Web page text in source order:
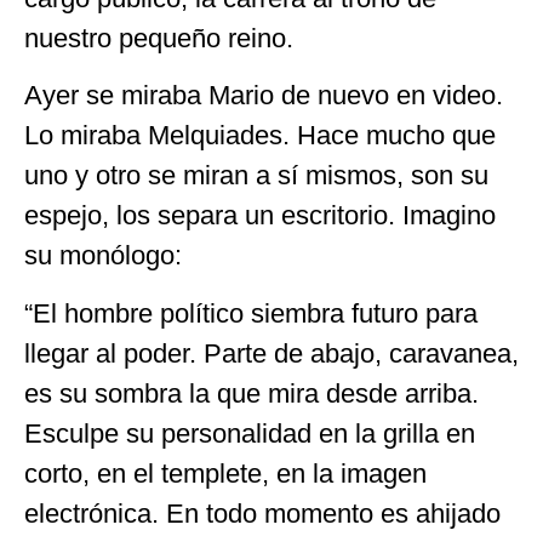
nuestro pequeño reino.
Ayer se miraba Mario de nuevo en video.
Lo miraba Melquiades. Hace mucho que
uno y otro se miran a sí mismos, son su
espejo, los separa un escritorio. Imagino
su monólogo:
“El hombre político siembra futuro para
llegar al poder. Parte de abajo, caravanea,
es su sombra la que mira desde arriba.
Esculpe su personalidad en la grilla en
corto, en el templete, en la imagen
electrónica. En todo momento es ahijado